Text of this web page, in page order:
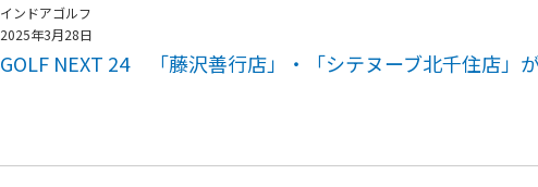
インドアゴルフ
2025年3月28日
GOLF NEXT 24 「藤沢善行店」・「シテヌーブ北千住店」